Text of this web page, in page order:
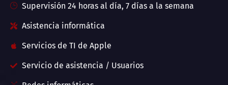
Supervisión 24 horas al día, 7 días a la semana
Asistencia informática
Servicios de TI de Apple
Servicio de asistencia / Usuarios